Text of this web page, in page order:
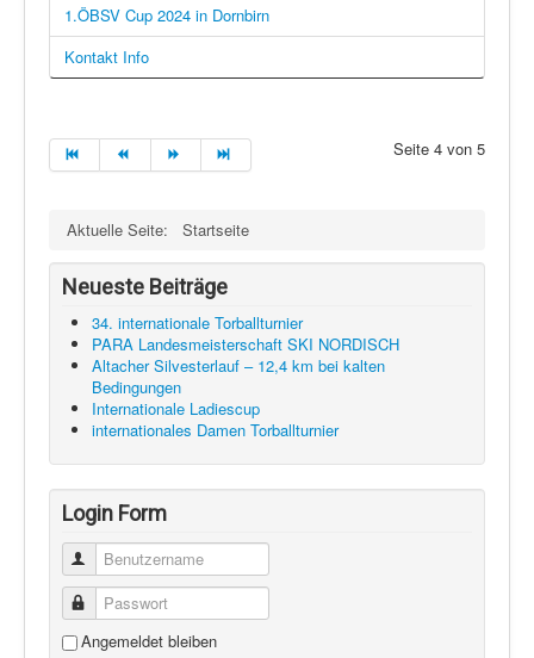
1.ÖBSV Cup 2024 in Dornbirn
Kontakt Info
Seite 4 von 5
Aktuelle Seite: Startseite
Neueste Beiträge
34. internationale Torballturnier
PARA Landesmeisterschaft SKI NORDISCH
Altacher Silvesterlauf – 12,4 km bei kalten
Bedingungen
Internationale Ladiescup
internationales Damen Torballturnier
Login Form
Benutzername
Passwort
Angemeldet bleiben